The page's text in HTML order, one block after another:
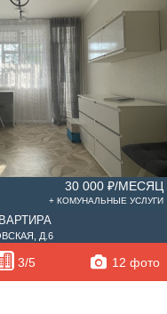
30 000 ₽/МЕСЯЦ
+ КОМУНАЛЬНЫЕ УСЛУГИ
Д.6
3/5 12 фото